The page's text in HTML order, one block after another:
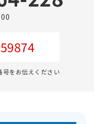
をお伝えください